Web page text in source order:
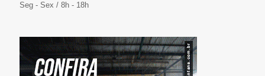
Seg - Sex / 8h - 18h